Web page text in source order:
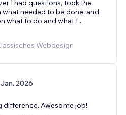
I had questions, took the
needed to be done, and
what to do and what t...
Webdesign
2026
difference. Awesome job!